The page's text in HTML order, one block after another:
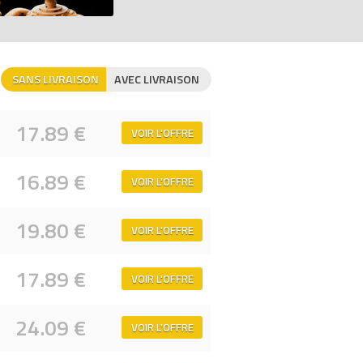
source de jeu imaginatif, tels que la
de fêtes pour les enfants créatifs,
pour découvrir encore plus de
comparateur de prix 100% LEGO.
SANS LIVRAISON AVEC LIVRAISON
17.89 € VOIR L'OFFRE
16.89 € VOIR L'OFFRE
19.80 € VOIR L'OFFRE
17.89 € VOIR L'OFFRE
24.09 € VOIR L'OFFRE